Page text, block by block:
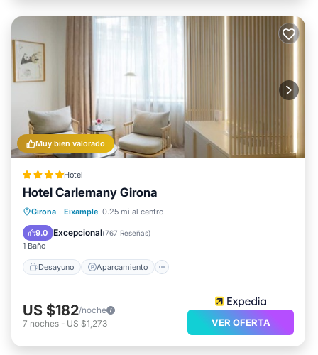
Muy bien valorado
Hotel
Hotel Carlemany Girona
Girona · Eixample 0.25 mi al centro
9.0 Excepcional(767 Reseñas)
1 Baño
Desayuno Aparcamiento
Desayuno
Aparcamiento
Balcón/Terraza
US $182/noche
7 noches - US $1,273 VER OFERTA